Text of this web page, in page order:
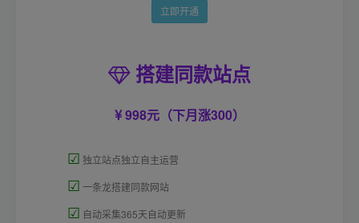
立即开通
搭建同款站点
998元（下月涨300）
☑ 独立站点独立自主运营
☑ 一条龙搭建同款网站
☑ 自动采集365天自动更新